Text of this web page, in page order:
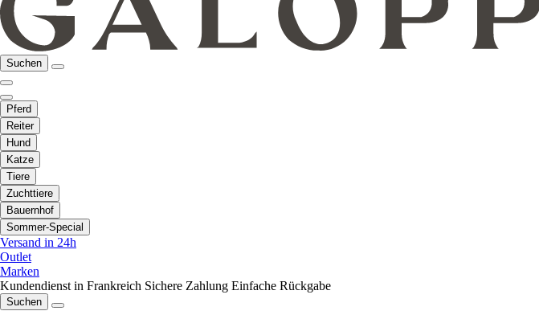
Suchen
Pferd
Reiter
Hund
Katze
Tiere
Zuchttiere
Bauernhof
Sommer-Special
Versand in 24h
Outlet
Marken
Kundendienst in Frankreich Sichere Zahlung Einfache Rückgabe
Suchen